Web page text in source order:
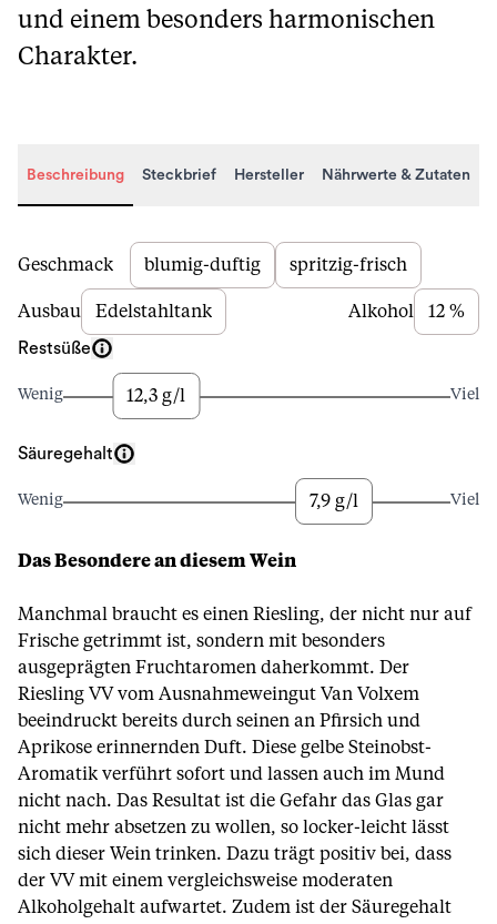
und einem besonders harmonischen
Charakter.
Beschreibung Steckbrief Hersteller Nährwerte & Zutaten
Beschreibung
Geschmack blumig-duftig spritzig-frisch
Ausbau Edelstahltank Alkohol 12 %
Restsüße
Wenig 12,3 g/l Viel
Säuregehalt
Wenig 7,9 g/l Viel
Das Besondere an diesem Wein
Manchmal braucht es einen Riesling, der nicht nur auf
Frische getrimmt ist, sondern mit besonders
ausgeprägten Fruchtaromen daherkommt. Der
Riesling VV vom Ausnahmeweingut Van Volxem
beeindruckt bereits durch seinen an Pfirsich und
Aprikose erinnernden Duft. Diese gelbe Steinobst-
Aromatik verführt sofort und lassen auch im Mund
nicht nach. Das Resultat ist die Gefahr das Glas gar
nicht mehr absetzen zu wollen, so locker-leicht lässt
sich dieser Wein trinken. Dazu trägt positiv bei, dass
der VV mit einem vergleichsweise moderaten
Alkoholgehalt aufwartet. Zudem ist der Säuregehalt